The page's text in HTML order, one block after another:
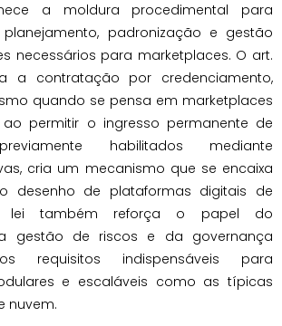
a moldura procedimental para
planejamento, padronização e gestão
necessários para marketplaces. O art.
a contratação por credenciamento,
quando se pensa em marketplaces
ao permitir o ingresso permanente de
habilitados mediante
cria um mecanismo que se encaixa
desenho de plataformas digitais de
lei também reforça o papel do
gestão de riscos e da governança
requisitos indispensáveis para
e escaláveis como as típicas
nuvem.